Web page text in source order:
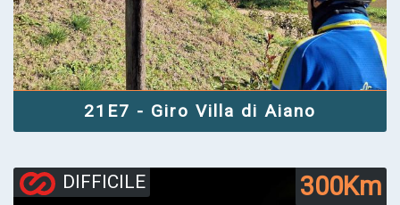
21E7 - Giro Villa di Aiano
DIFFICILE 300Km